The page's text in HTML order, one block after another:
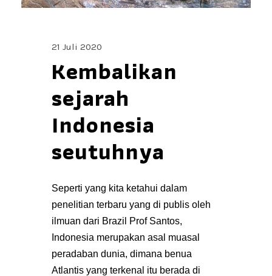
21 Juli 2020
Kembalikan
sejarah
Indonesia
seutuhnya
Seperti yang kita ketahui dalam
penelitian terbaru yang di publis oleh
ilmuan dari Brazil Prof Santos,
Indonesia merupakan asal muasal
peradaban dunia, dimana benua
Atlantis yang terkenal itu berada di